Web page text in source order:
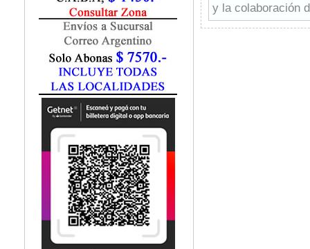
Fonoaudiología
Gastroenterología
Geriatría
Ginecología / Obstetricia
Hematología
Histología
Homeopatía
Infectología
Inmunología
Instrumentación Quirurgica
Medicina del Deporte / Rehabilitación
Medicina Emergencias / Urgencias
Medicina Forense / Legal
Medicina General
y la colaboración
enriquecen esta